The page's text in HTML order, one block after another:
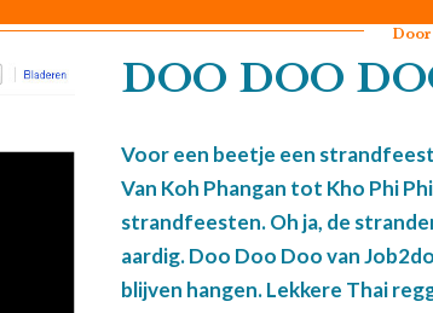
Door
DOO DOO
Voor een beetje een
Van Koh Phangan tot Kho Phi
strandfeesten. Oh ja, de
aardig. Doo Doo Doo van
blijven hangen. Lekkere Thai